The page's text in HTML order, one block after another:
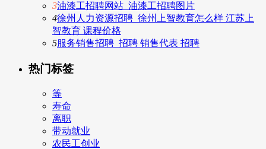
3油漆工招聘网站_油漆工招聘图片
4徐州人力资源招聘_徐州上智教育怎么样 江苏上
智教育 课程价格
5服务销售招聘_招聘 销售代表 招聘
热门标签
等
寿命
离职
带动就业
农民工创业